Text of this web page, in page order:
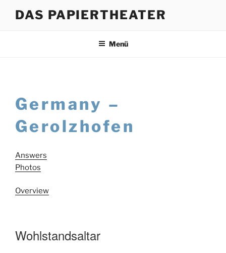
InhaltDAS PAPIERTHEATER
Menü
Germany –
Gerolzhofen
Answers
Photos
Overview
Wohlstandsaltar